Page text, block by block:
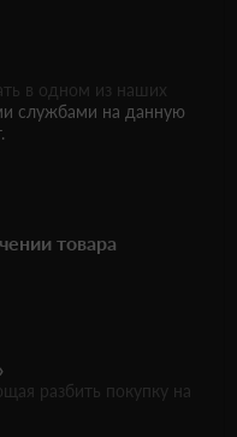
в одном из наших
службами на данную
товара
разбить покупку на